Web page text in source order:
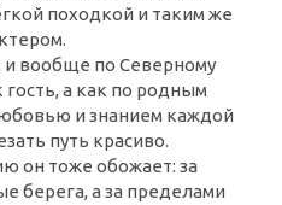
походкой и таким же
и вообще по Северному
гость, а как по родным
и знанием каждой
путь красиво.
он тоже обожает: за
берега, а за пределами